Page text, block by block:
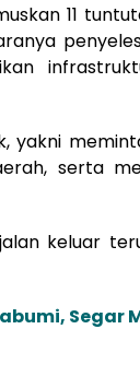
11
serta
keluar
Segar